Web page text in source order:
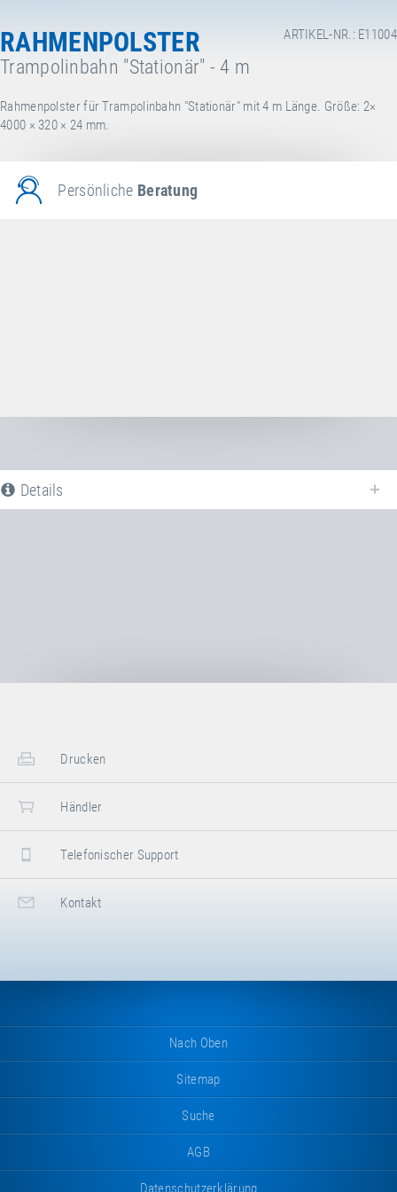
ARTIKEL-NR.: E11004
RAHMENPOLSTER
Trampolinbahn "Stationär" - 4 m
Rahmenpolster für Trampolinbahn "Stationär" mit 4 m Länge. Größe: 2×
4000 × 320 × 24 mm.
Persönliche Beratung
Details
Drucken
Händler
Telefonischer Support
Kontakt
Nach Oben
Sitemap
Suche
AGB
Datenschutzerklärung